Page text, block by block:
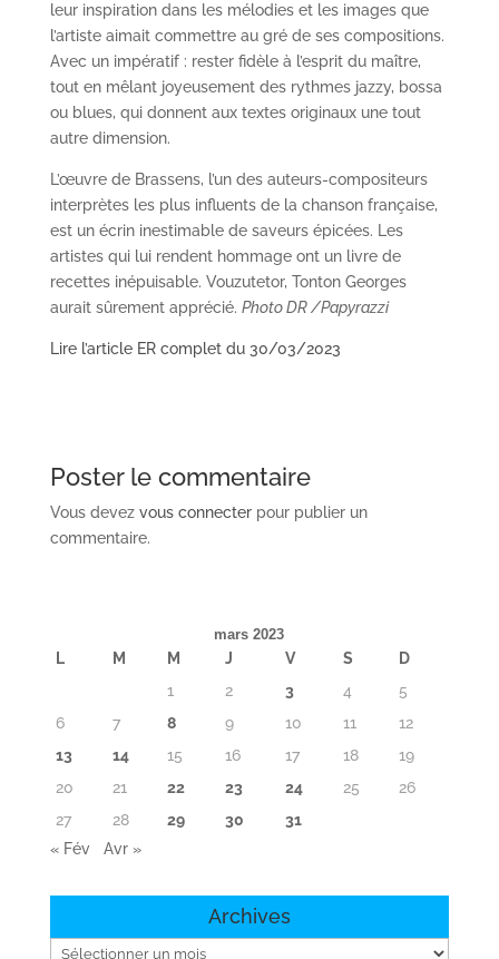
leur inspiration dans les mélodies et les images que
l’artiste aimait commettre au gré de ses compositions.
Avec un impératif : rester fidèle à l’esprit du maître,
tout en mêlant joyeusement des rythmes jazzy, bossa
ou blues, qui donnent aux textes originaux une tout
autre dimension.
L’œuvre de Brassens, l’un des auteurs-compositeurs
interprètes les plus influents de la chanson française,
est un écrin inestimable de saveurs épicées. Les
artistes qui lui rendent hommage ont un livre de
recettes inépuisable. Vouzutetor, Tonton Georges
aurait sûrement apprécié. Photo DR /Papyrazzi
Lire l’article ER complet du 30/03/2023
Poster le commentaire
Vous devez vous connecterpour publier un
commentaire.
mars 2023
L M M J V S
D
1
2 3 4
5
6
7 8 9 10 11
12
13
14 15 16 17 18
19
20
21 22 23 24 25
26
27
28 29 30
31
« Fév
Avr »
Archives
Archives